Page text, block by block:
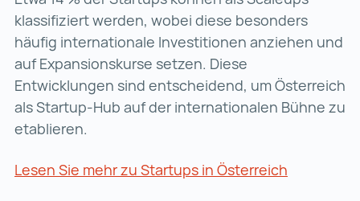
klassifiziert werden, wobei diese besonders
häufig internationale Investitionen anziehen und
auf Expansionskurse setzen. Diese
Entwicklungen sind entscheidend, um Österreich
als Startup-Hub auf der internationalen Bühne zu
etablieren.
Lesen Sie mehr zu Startups in Österreich